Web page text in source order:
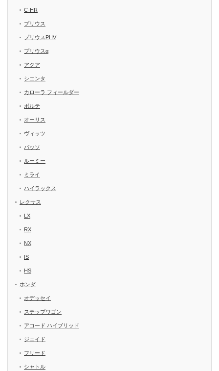
C-HR
プリウス
プリウスPHV
プリウスα
アクア
シエンタ
カローラ フィールダー
ポルテ
オーリス
ヴィッツ
パッソ
ルーミー
ミライ
ハイラックス
レクサス
LX
RX
NX
IS
HS
ホンダ
オデッセイ
ステップワゴン
アコード ハイブリッド
ジェイド
フリード
シャトル